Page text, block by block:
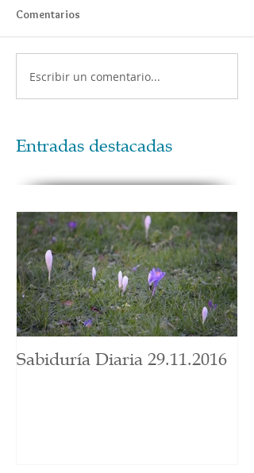
Comentarios
Escribir un comentario...
Entradas destacadas
Sabiduría Diaria 29.11.2016